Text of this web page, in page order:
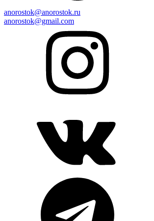
anorostok@anorostok.ru
anorostok@gmail.com